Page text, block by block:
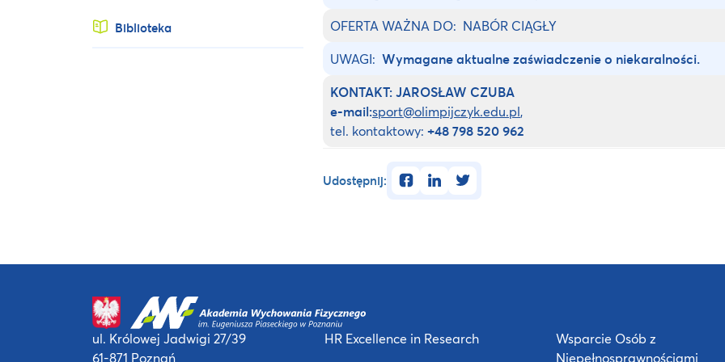
Biblioteka
OFERTA WAŻNA DO: NABÓR CIĄGŁY
UWAGI: Wymagane aktualne zaświadczenie o niekaralności.
KONTAKT:JAROSŁAW CZUBA
e-mail:sport@olimpijczyk.edu.pl,
tel. kontaktowy: +48 798 520 962
Udostępnij: facebooklinkedintwitter
ul. Królowej Jadwigi 27/39
61-871 Poznań
HR Excellence in Research
Wsparcie Osób z
Niepełnosprawnościami